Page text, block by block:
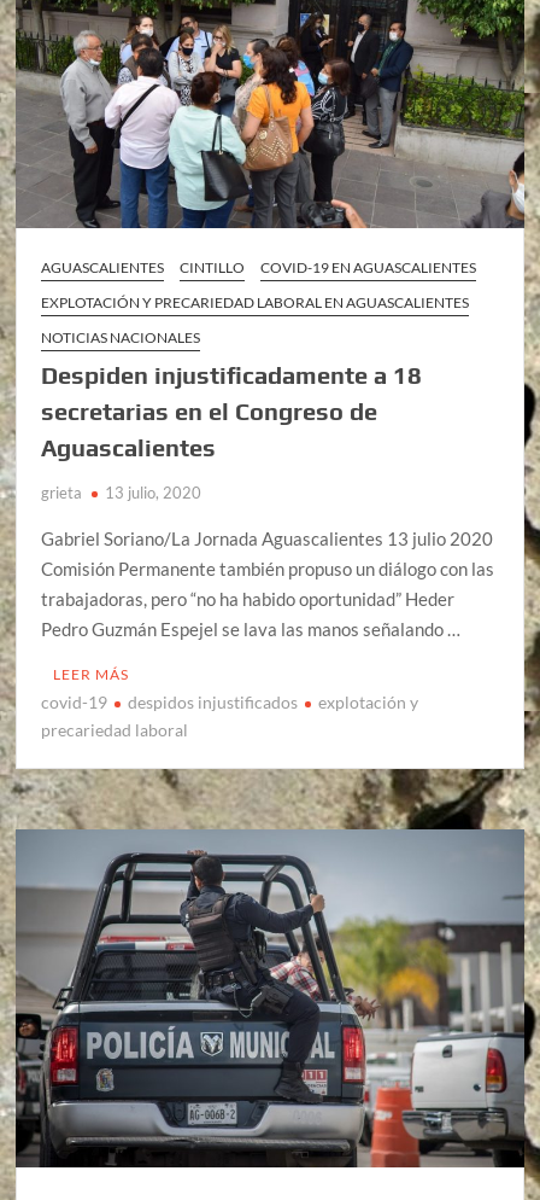
AGUASCALIENTES CINTILLO
COVID-19 EN AGUASCALIENTES
EXPLOTACIÓN Y PRECARIEDAD LABORAL EN AGUASCALIENTES
NOTICIAS NACIONALES
Despiden injustificadamente a 18
secretarias en el Congreso de
Aguascalientes
grieta 13 julio, 2020
Gabriel Soriano/La Jornada Aguascalientes 13 julio 2020
Comisión Permanente también propuso un diálogo con las
trabajadoras, pero “no ha habido oportunidad” Heder
Pedro Guzmán Espejel se lava las manos señalando …
LEER MÁS
covid-19 despidos injustificados
explotación y
precariedad laboral